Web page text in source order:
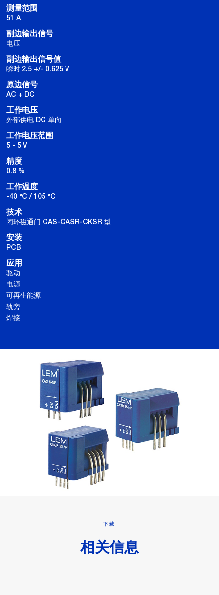
测量范围
51 A
副边输出信号
电压
副边输出信号值
瞬时 2.5 +/- 0.625 V
原边信号
AC + DC
工作电压
外部供电 DC 单向
工作电压范围
5 - 5 V
精度
0.8 %
工作温度
-40 °C / 105 °C
技术
闭环磁通门 CAS-CASR-CKSR 型
安装
PCB
应用
驱动
电源
可再生能源
轨旁
焊接
下载
相关信息